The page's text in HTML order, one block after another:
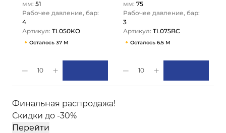
мм: 51
Рабочее давление, бар:
4
Артикул: TL050KO
Осталось 37 М
10
мм: 75
Рабочее давление, бар:
3
Артикул: TL075BC
Осталось 6.5 М
10
Финальная распродажа!
Скидки до -30%
Перейти